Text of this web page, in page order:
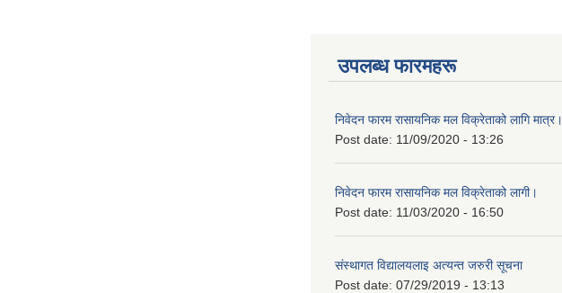
उपलब्ध फारमहरू
निवेदन फारम रासायनिक मल विक्रेताको लागि मात्र।
Post date: 11/09/2020 - 13:26
निवेदन फारम रासायनिक मल विक्रेताको लागी।
Post date: 11/03/2020 - 16:50
संस्थागत विद्यालयलाइ अत्यन्त जरुरी सूचना
Post date: 07/29/2019 - 13:13